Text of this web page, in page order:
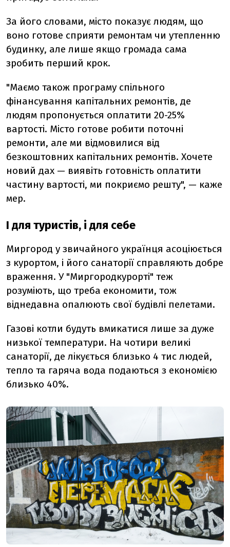
За його словами, місто показує людям, що
воно готове сприяти ремонтам чи утепленню
будинку, але лише якщо громада сама
зробить перший крок.
"Маємо також програму спільного
фінансування капітальних ремонтів, де
людям пропонується оплатити 20-25%
вартості. Місто готове робити поточні
ремонти, але ми відмовилися від
безкоштовних капітальних ремонтів. Хочете
новий дах — виявіть готовність оплатити
частину вартості, ми покриємо решту", — каже
мер.
І для туристів, і для себе
Миргород у звичайного українця асоціюється
з курортом, і його санаторії справляють добре
враження. У "Миргородкурорті" теж
розуміють, що треба економити, тож
віднедавна опалюють свої будівлі пелетами.
Газові котли будуть вмикатися лише за дуже
низької температури. На чотири великі
санаторії, де лікується близько 4 тис людей,
тепло та гаряча вода подаються з економією
близько 40%.